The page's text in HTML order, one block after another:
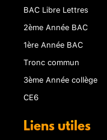
BAC Libre Lettres
2ème Année BAC
1ère Année BAC
Tronc commun
3ème Année collège
CE6
Liens utiles